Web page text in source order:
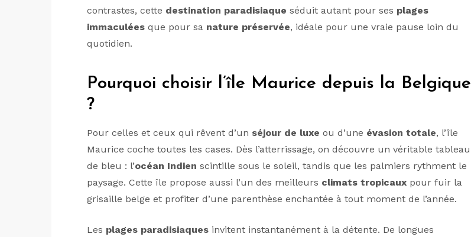
contrastes, cette destination paradisiaque séduit autant pour ses plages
immaculées que pour sa nature préservée, idéale pour une vraie pause loin du
quotidien.
Pourquoi choisir l’île Maurice depuis la Belgique
?
Pour celles et ceux qui rêvent d’un séjour de luxe ou d’une évasion totale, l’île
Maurice coche toutes les cases. Dès l’atterrissage, on découvre un véritable tableau
de bleu : l’océan Indien scintille sous le soleil, tandis que les palmiers rythment le
paysage. Cette île propose aussi l’un des meilleurs climats tropicaux pour fuir la
grisaille belge et profiter d’une parenthèse enchantée à tout moment de l’année.
Les plages paradisiaques invitent instantanément à la détente. De longues